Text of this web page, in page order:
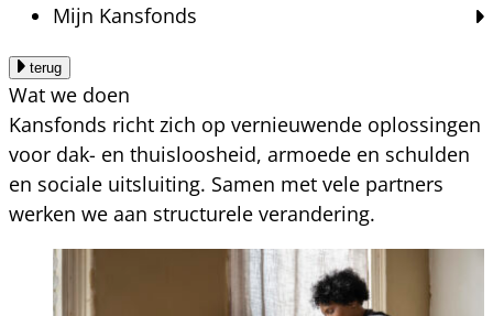
Mijn Kansfonds
terug
Wat we doen
Kansfonds richt zich op vernieuwende oplossingen
voor dak- en thuisloosheid, armoede en schulden
en sociale uitsluiting. Samen met vele partners
werken we aan structurele verandering.